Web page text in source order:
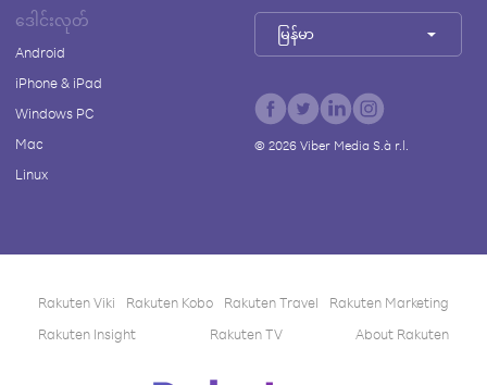
ဒေါင်းလုတ်
Android
iPhone & iPad
Windows PC
Mac
Linux
မြန်မာ
© 2026Viber Media S.à r.l.
Rakuten Viki Rakuten Kobo Rakuten Travel
Rakuten Marketing
Rakuten Insight
Rakuten TV About Rakuten